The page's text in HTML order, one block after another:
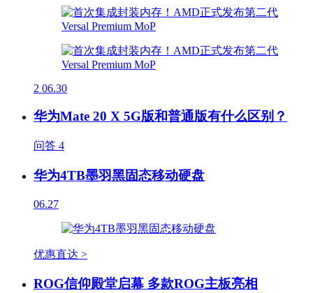
2 06.30
华为Mate 20 X 5G版和普通版有什么区别？
问答 4
华为4TB墨羽黑固态移动硬盘
06.27
优惠直达 >
ROG信仰殿堂启幕 多款ROG主板亮相